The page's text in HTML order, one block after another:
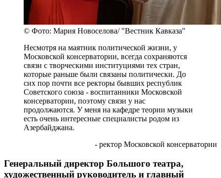
© Фото: Мария Новоселова/ "Вестник Кавказа"
Несмотря на маятник политической жизни, у
Московской консерватории, всегда сохраняются
связи с творческими институциями тех стран,
которые раньше были связаны политически. До
сих пор почти все ректоры бывших республик
Советского союза - воспитанники Московской
консерватории, поэтому связи у нас
продолжаются. У меня на кафедре теории музыки
есть очень интересные специалисты родом из
Азербайджана.
- ректор Московской консерватории
Генеральный директор Большого театра,
художественный руководитель и главный